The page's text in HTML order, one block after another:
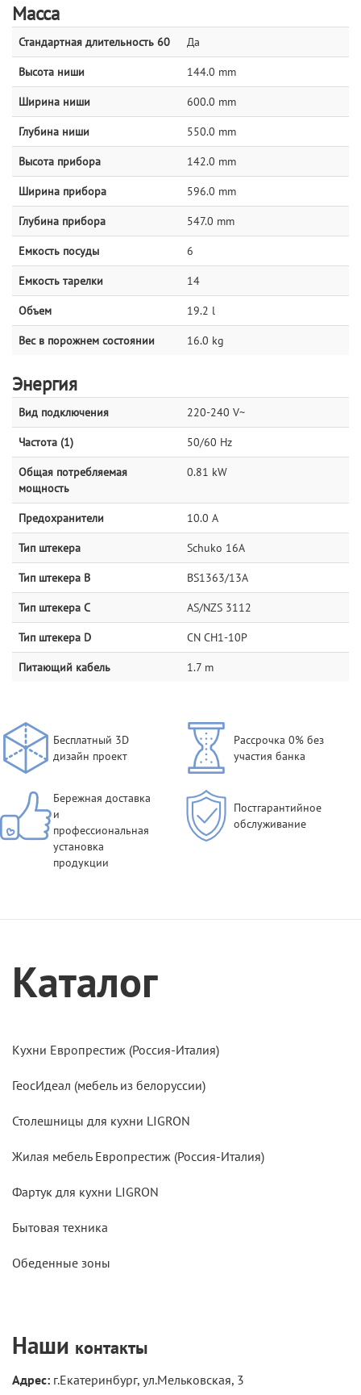
Масса
Стандартная длительность 60 Да
Высота ниши 144.0 mm
Ширина ниши 600.0 mm
Глубина ниши 550.0 mm
Высота прибора 142.0 mm
Ширина прибора 596.0 mm
Глубина прибора 547.0 mm
Емкость посуды 6
Емкость тарелки 14
Объем 19.2 l
Вес в порожнем состоянии 16.0 kg
Энергия
Вид подключения 220-240 V~
Частота (1) 50/60 Hz
Общая потребляемая
мощность
0.81 kW
Предохранители 10.0 A
Тип штекера Schuko 16A
Тип штекера B BS1363/13A
Тип штекера C AS/NZS 3112
Тип штекера D CN CH1-10P
Питающий кабель 1.7 m
Бесплатный 3D
дизайн проект
Рассрочка 0% без
участия банка
Бережная доставка
и
профессиональная
установка
продукции
Постгарантийное
обслуживание
Каталог
Кухни Европрестиж (Россия-Италия)
ГеосИдеал (мебель из белоруссии)
Столешницы для кухни LIGRON
Жилая мебель Европрестиж (Россия-Италия)
Фартук для кухни LIGRON
Бытовая техника
Обеденные зоны
Наши контакты
Адрес: г.Екатеринбург, ул.Мельковская, 3